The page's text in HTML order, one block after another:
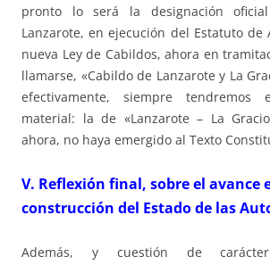
pronto lo será la designación
Lanzarote, en ejecución del Estatuto de
nueva Ley de Cabildos, ahora en
llamarse, «Cabildo de Lanzarote y La
efectivamente, siempre tendremos
material: la de «Lanzarote – La
ahora, no haya emergido al Texto
V. Reflexión final, sobre el avance
construcción del Estado de las
Además, y cuestión de